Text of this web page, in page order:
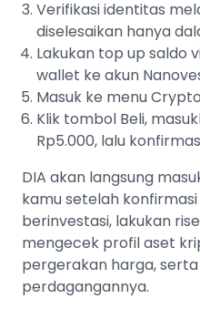
Verifikasi identitas
diselesaikan hanya
Lakukan top up saldo
wallet ke akun
Masuk ke menu
Klik tombol Beli,
Rp5.000, lalu
DIA akan langsung
kamu setelah
berinvestasi, lakukan
mengecek profil aset
pergerakan harga,
perdagangannya.